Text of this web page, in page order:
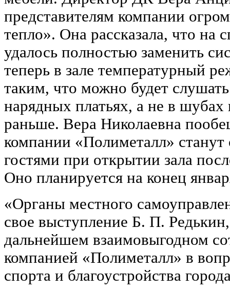
представителям компании
тепло». Она рассказала, что на
удалось полностью заменить
теперь в зале температурный
таким, что можно будет
нарядных платьях, а не в шубах
раньше. Вера Николаевна
компании «Полиметалл»
гостями при открытии зала
Оно планируется на конец
«Органы местного
свое выступление Б. П.
дальнейшем взаимовыгодном
компанией «Полиметалл» в
спорта и благоустройства